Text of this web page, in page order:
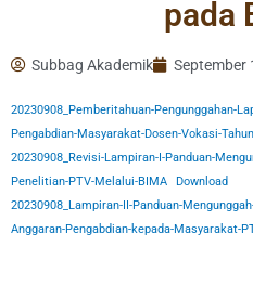
pada
Subbag Akademik September
20230908_Pemberitahuan-Pengunggahan-
Pengabdian-Masyarakat-Dosen-Vokasi-
20230908_Revisi-Lampiran-I-Panduan-
Penelitian-PTV-Melalui-BIMA
Download
20230908_Lampiran-II-Panduan-
Anggaran-Pengabdian-kepada-Masyarakat-